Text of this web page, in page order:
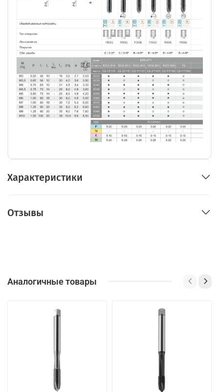
Характеристики
Отзывы
Аналогичные товары